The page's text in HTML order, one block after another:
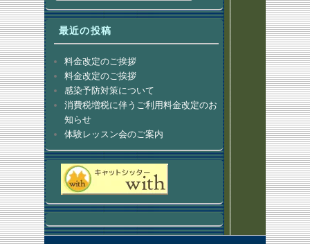
最近の投稿
料金改定のご挨拶
料金改定のご挨拶
感染予防対策について
消費税増税に伴うご利用料金改定のお
知らせ
体験レッスン会のご案内